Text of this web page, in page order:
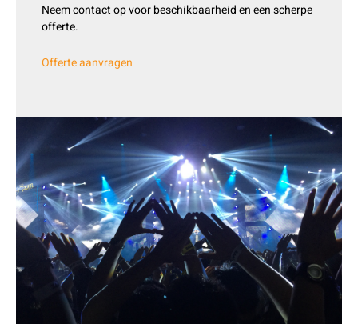
Neem contact op voor beschikbaarheid en een scherpe
offerte.
Offerte aanvragen